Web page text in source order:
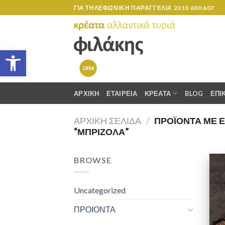
Ανοίξτε τη γραμμή εργαλείων
to
ΓΙΑ ΤΗΛΕΦΩΝΙΚΗ ΠΑΡΑΓΓΕΛΙΑ 2310 600 607
ΑΡΧΙΚΗ ΕΤΑΙΡΕΙΑ ΚΡΕΑΤΑ BLOG
ΑΡΧΙΚΉ ΣΕΛΊΔΑ / ΠΡΟΪΌΝΤΑ ΜΕ
“ΜΠΡΙΖΌΛΑ”
BROWSE
Uncategorized
ΠΡΟΙΟΝΤΑ